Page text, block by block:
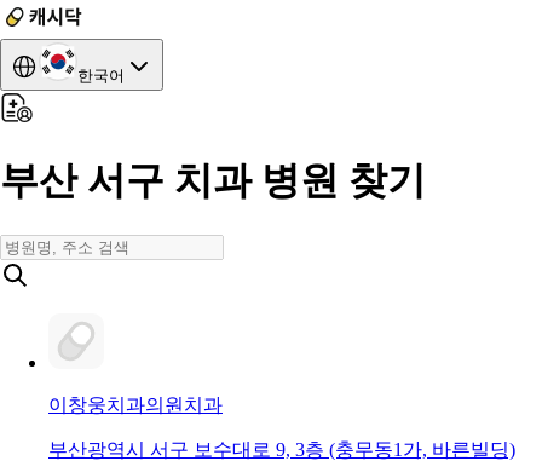
한국어
부산 서구 치과 병원 찾기
이창웅치과의원 치과
부산광역시 서구 보수대로 9, 3층 (충무동1가, 바른빌딩)